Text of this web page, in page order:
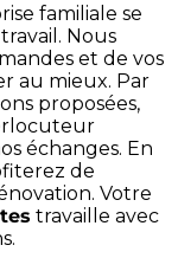
familiale se
Nous
et de vos
au mieux. Par
proposées,
échanges. En
de
Votre
travaille avec